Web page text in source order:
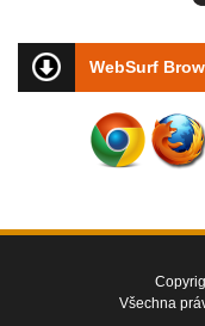
WebSurf
Všechna